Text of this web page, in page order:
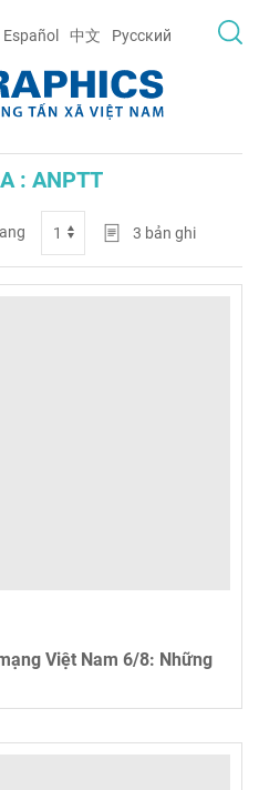
Español 中文 Русский
: ANPTT
3 bản ghi
Việt Nam 6/8: Những